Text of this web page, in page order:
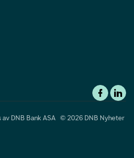
av DNB Bank ASA © 2026 DNB Nyheter